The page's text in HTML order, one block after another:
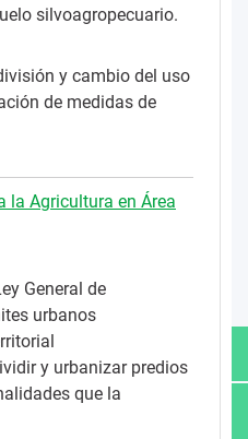
silvoagropecuario.
y cambio del uso
de medidas de
la Agricultura en Área
General de
urbanos
y urbanizar predios
que la